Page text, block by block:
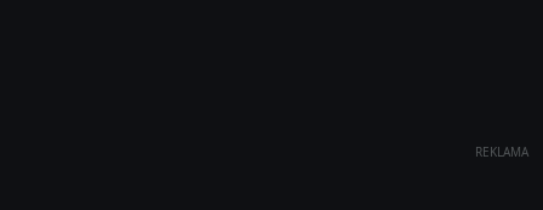
REKLAMA